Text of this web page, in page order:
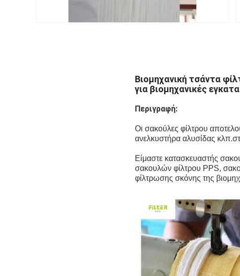
Βιομηχανική τσάντα
για βιομηχανικές
Περιγραφή:
Οι σακούλες φίλτρου
ανελκυστήρα αλυσίδας
Είμαστε κατασκευαστής
σακουλών φίλτρου PPS,
φίλτρωσης σκόνης της